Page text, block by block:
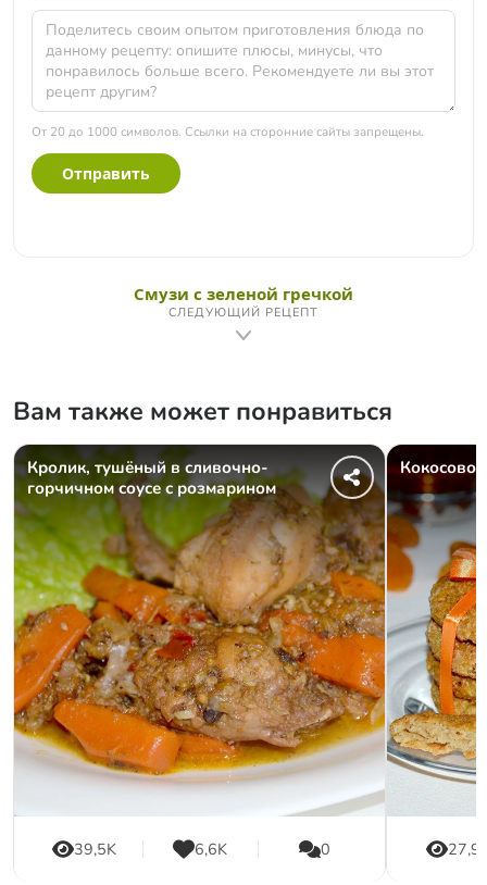
От 20 до 1000 символов. Ссылки на сторонние сайты запрещены.
Отправить
Смузи с зеленой гречкой
СЛЕДУЮЩИЙ РЕЦЕПТ
Вам также может понравиться
Кролик, тушёный в сливочно-
горчичном соусе с розмарином
39,5K 6,6K 0